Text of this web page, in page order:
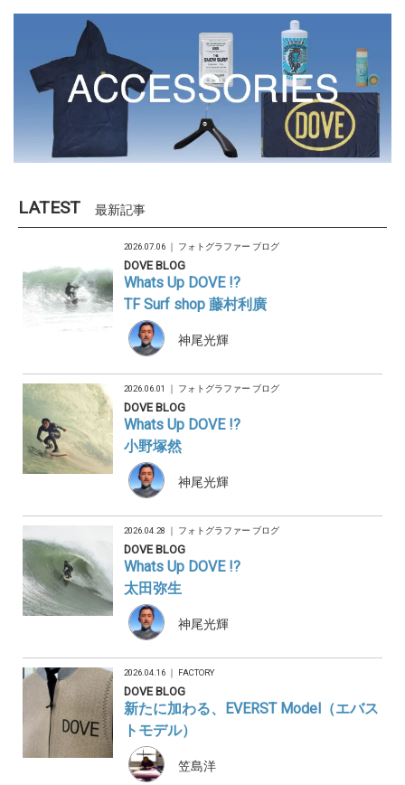
LATEST 最新記事
2026.07.06 ｜ フォトグラファー ブログ
DOVE BLOG
Whats Up DOVE !?
TF Surf shop 藤村利廣
神尾光輝
2026.06.01 ｜ フォトグラファー ブログ
DOVE BLOG
Whats Up DOVE !?
小野塚然
神尾光輝
2026.04.28 ｜ フォトグラファー ブログ
DOVE BLOG
Whats Up DOVE !?
太田弥生
神尾光輝
2026.04.16 ｜ FACTORY
DOVE BLOG
新たに加わる、EVERST Model（エバス
トモデル）
笠島洋